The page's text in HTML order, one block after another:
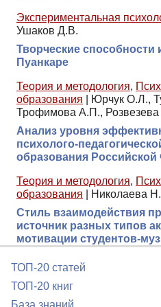
Экспериментальная
Ушаков Д.В.
Творческие
Пуанкаре
Теория и методология,
образования
Юрчук О.Л.,
Трофимова А.П.,
Анализ уровня
психолого-
образования
Теория и методология,
образования
Николаева
Стиль взаимодействия
источник разных типов
мотивации студентов-
ТОП-20 статей
ТОП-20 книг
База знаний